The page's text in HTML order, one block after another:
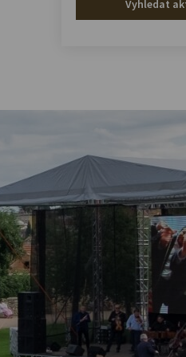
Vyhledat